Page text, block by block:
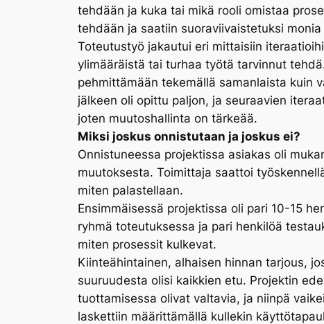
tehdään ja kuka tai mikä rooli omistaa
tehdään ja saatiin suoraviivaistetuksi monia
Toteutustyö jakautui eri mittaisiin
ylimääräistä tai turhaa työtä tarvinnut
pehmittämään tekemällä samanlaista kuin
jälkeen oli opittu paljon, ja seuraavien
joten muutoshallinta on tärkeää.
Miksi joskus onnistutaan ja joskus ei?
Onnistuneessa projektissa asiakas oli
muutoksesta. Toimittaja saattoi
miten palastellaan.
Ensimmäisessä projektissa oli pari 10-15
ryhmä toteutuksessa ja pari henkilöä
miten prosessit kulkevat.
Kiinteähintainen, alhaisen hinnan tarjous,
suuruudesta olisi kaikkien etu. Projektin
tuottamisessa olivat valtavia, ja niinpä
laskettiin määrittämällä kullekin